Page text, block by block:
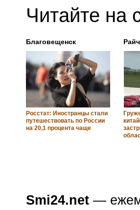
Читайте на
Благовещенск
Росстат: Иностранцы стали
путешествовать по России
на 20,1 процента чаще
Smi24.net —